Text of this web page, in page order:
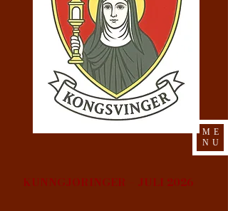
ME
NU
KUNNGJØRINGER – JULI 2026